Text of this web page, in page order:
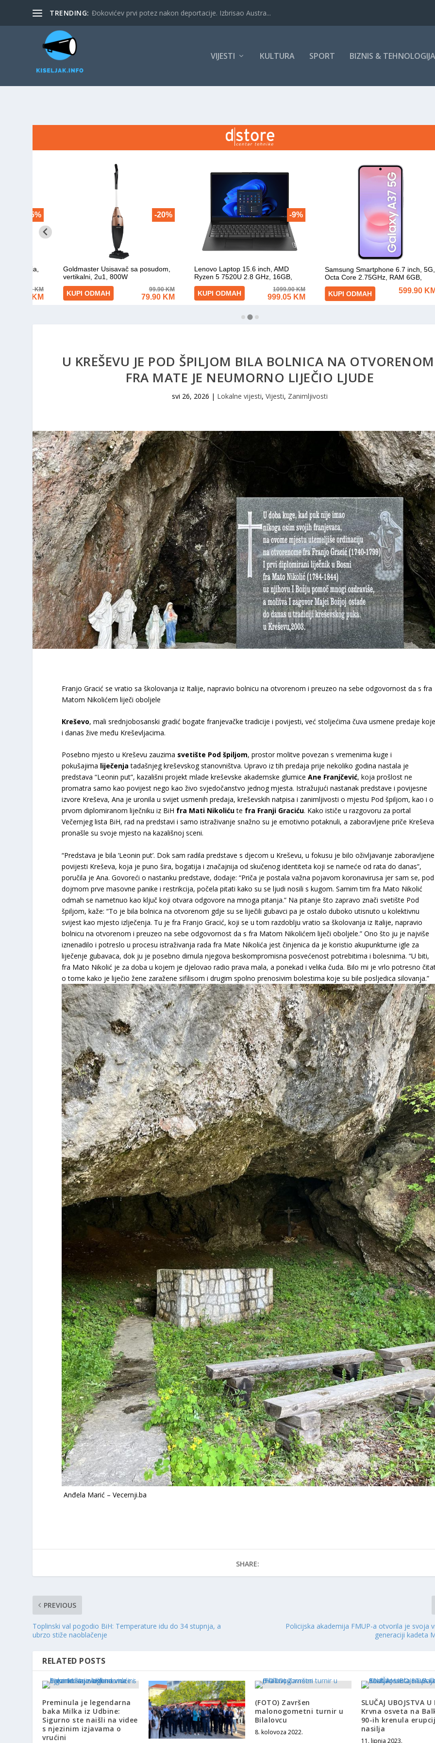
TRENDING: Đokovićev prvi potez nakon deportacije. Izbrisao Austra...
VIJESTI KULTURA SPORT BIZNIS & TEHNOLOGIJA
U KREŠEVU JE POD ŠPILJOM BILA BOLNICA NA
FRA MATE JE NEUMORNO LIJEČIO LJUDE
svi 26, 2026 | Lokalne vijesti,Vijesti, Zanimljivosti
Franjo Gracić se vratio sa školovanja iz Italije, napravio bolnicu na otvorenom i preuzeo na sebe odgovornost da s fra
Matom Nikolićem liječi oboljele
Kreševo, mali srednjobosanski gradić bogate franjevačke tradicije i povijesti, već stoljećima čuva usmene predaje
i danas žive među Kreševljacima.
Posebno mjesto u Kreševu zauzima svetište Pod špiljom, prostor molitve povezan s vremenima kuge i
pokušajima liječenjatadašnjeg kreševskog stanovništva. Upravo iz tih predaja prije nekoliko godina nastala je
predstava “Leonin put”, kazališni projekt mlade kreševske akademske glumiceAne Franjčević, koja prošlost ne
promatra samo kao povijest nego kao živo svjedočanstvo jednog mjesta. Istražujući nastanak predstave i povijesne
izvore Kreševa, Ana je uronila u svijet usmenih predaja, kreševskih natpisa i zanimljivosti o mjestu Pod špiljom, kao i o
prvom diplomiranom liječniku iz BiH fra Mati Nikolićute fra Franji Graciću. Kako ističe u razgovoru za portal
Večernjeg lista BiH, rad na predstavi i samo istraživanje snažno su je emotivno potaknuli, a zaboravljene priče Kreševa
pronašle su svoje mjesto na kazališnoj sceni.
“Predstava je bila ‘Leonin put’. Dok sam radila predstave s djecom u Kreševu, u fokusu je bilo oživljavanje zaboravljene
povijesti Kreševa, koja je puno šira, bogatija i značajnija od skučenog identiteta koji se nameće od rata do danas”,
poručila je Ana. Govoreći o nastanku predstave, dodaje: “Priča je postala važna pojavom koronavirusa jer sam se, pod
dojmom prve masovne panike i restrikcija, počela pitati kako su se ljudi nosili s kugom. Samim tim fra Mato Nikolić
odmah se nametnuo kao ključ koji otvara odgovore na mnoga pitanja.” Na pitanje što zapravo znači svetište Pod
špiljom, kaže: “To je bila bolnica na otvorenom gdje su se liječili gubavci pa je ostalo duboko utisnuto u kolektivnu
svijest kao mjesto izlječenja. Tu je fra Franjo Gracić, koji se u tom razdoblju vratio sa školovanja iz Italije, napravio
bolnicu na otvorenom i preuzeo na sebe odgovornost da s fra Matom Nikolićem liječi oboljele.” Ono što ju je najviše
iznenadilo i potreslo u procesu istraživanja rada fra Mate Nikolića jest činjenica da je koristio akupunkturne igle za
liječenje gubavaca, dok ju je posebno dirnula njegova beskompromisna posvećenost potrebitima i bolesnima. “U biti,
fra Mato Nikolić je za doba u kojem je djelovao radio prava mala, a ponekad i velika čuda. Bilo mi je vrlo potresno
o tome kako je liječio žene zaražene sifilisom i drugim spolno prenosivim bolestima koje su bile posljedica silovanja.”
Anđela Marić – Vecernji.ba
SHARE:
PREVIOUS
Toplinski val pogodio BiH: Temperature idu do 34 stupnja, a
ubrzo stiže naoblačenje
Policijska akademija FMUP-a otvorila je svoja
generaciji kadeta
RELATED POSTS
Preminula je legendarna
baka Milka iz Udbine:
Sigurno ste naišli na videe
s njezinim izjavama o
vrućini
(FOTO) Završen
malonogometni turnir u
Bilalovcu
8. kolovoza 2022.
SLUČAJ UBOJSTVA U
Krvna osveta na
90-ih krenula
nasilja
11. lipnja 2023.